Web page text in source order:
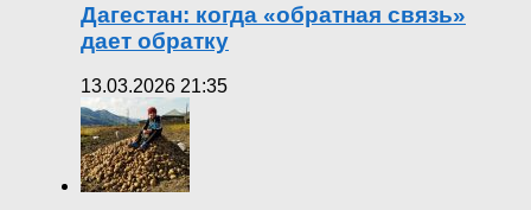
Дагестан: когда «обратная связь»
дает обратку
13.03.2026 21:35